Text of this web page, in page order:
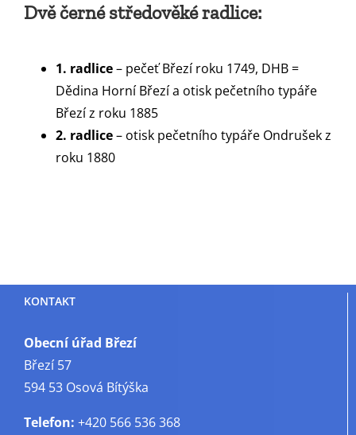
Dvě černé středověké radlice:
1. radlice– pečeť Březí roku 1749, DHB =
Dědina Horní Březí a otisk pečetního typáře
Březí z roku 1885
2. radlice– otisk pečetního typáře Ondrušek z
roku 1880
KONTAKT
Obecní úřad Březí
Březí 57
594 53 Osová Bítýška
Telefon: +420 566 536 368